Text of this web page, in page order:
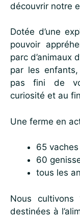
découvrir notre
Dotée d’une
pouvoir
parc d’animaux
par les enfants,
pas fini de
curiosité et au
Une ferme en
65
60
tous les
Nous
destinées à